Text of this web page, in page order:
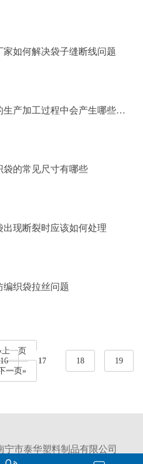
家如何解决袋子缝断线问题
生产加工过程中会产生哪些损
袋的常见尺寸有哪些
出现断裂时应该如何处理
编织袋拉丝问题
上一页
16 17 18
19
一页»
宁市泰华塑料制品有限公司
： 桂ICP备2024024278号-1